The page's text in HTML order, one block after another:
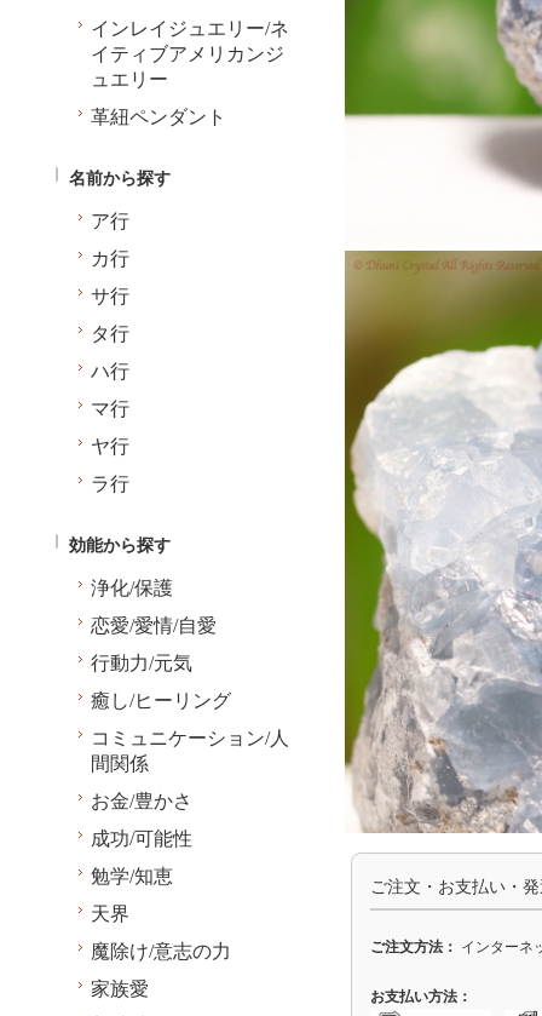
ご注文・お支払い・
ご注文方法： インターネ
お支払い方法：
インレイジュエリー/ネ
イティブアメリカンジ
ュエリー
革紐ペンダント
名前から探す
ア行
カ行
サ行
タ行
ハ行
マ行
ヤ行
ラ行
効能から探す
浄化/保護
恋愛/愛情/自愛
行動力/元気
癒し/ヒーリング
コミュニケーション/人
間関係
お金/豊かさ
成功/可能性
勉学/知恵
天界
魔除け/意志の力
家族愛